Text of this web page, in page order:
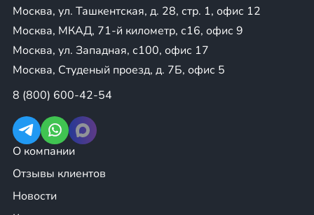
Обратить внимание на
мощность двигателя
Подберите мощность в зависимости
Удобная подвеска важна для
подвески:
Москва, ул. Ташкентская, д. 28, стр. 1, офис 12
Москва, МКАД, 71-й километр, с16, офис 9
Москва, ул. Западная, с100, офис 17
Москва, Студеный проезд, д. 7Б, офис 5
8 (800) 600-42-54
О компании
Отзывы клиентов
Новости